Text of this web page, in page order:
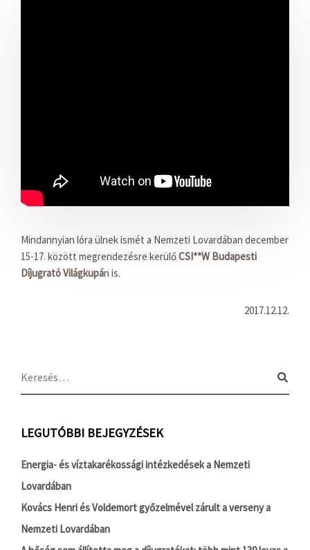
Mindannyian lóra ülnek ismét a Nemzeti Lovardában december
15-17. között megrendezésre kerülőCSI**W Budapesti
Díjugrató Világkupán is.
2017.12.12.
LEGUTÓBBI BEJEGYZÉSEK
Energia- és víztakarékossági intézkedések a Nemzeti
Lovardában
Kovács Henri és Voldemort győzelmével zárult a verseny a
Nemzeti Lovardában